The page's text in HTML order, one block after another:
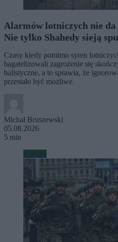
Alarmów lotniczych nie da
Nie tylko Shahedy sieją
Czasy kiedy pomimo syren
bagatelizowali zagrożenie się
balistyczne, a to sprawia, że
przestało być możliwe.
Michał Bruszewski
05.08.2026
5 min
Wojsko